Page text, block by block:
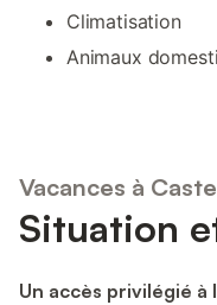
Climatisation
Animaux
Vacances à
Situation
Un accès privilégié